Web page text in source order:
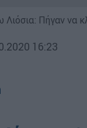
Λιόσια: Πήγαν να
16:23